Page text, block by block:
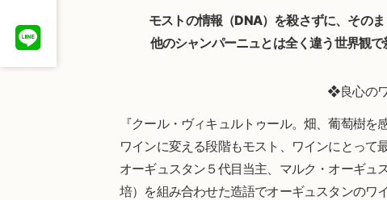
モストの情報（DNA）を殺さずに、その
他のシャンパーニュとは全く違う世界観
❖良心の
『クール・ヴィキュルトゥール。畑、葡萄樹
ワインに変える段階もモスト、ワインにとって
オーギュスタン５代目当主、マルク・オーギ
培）を組み合わせた造語でオーギュスタンのワ